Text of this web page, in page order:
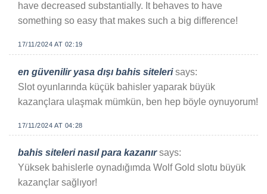
have decreased substantially. It behaves to have
something so easy that makes such a big difference!
17/11/2024 AT 02:19
en güvenilir yasa dışı bahis siteleri says:
Slot oyunlarında küçük bahisler yaparak büyük
kazançlara ulaşmak mümkün, ben hep böyle oynuyorum!
17/11/2024 AT 04:28
bahis siteleri nasıl para kazanır says:
Yüksek bahislerle oynadığımda Wolf Gold slotu büyük
kazançlar sağlıyor!